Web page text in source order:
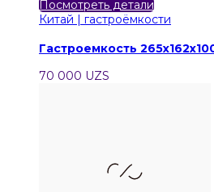
Посмотреть детали
Китай | гастроёмкости
Гастроемкость
70 000 UZS